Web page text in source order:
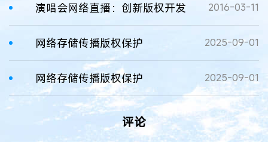
演唱会网络直播：创新版权开发 2016-03-11
网络存储传播版权保护 2025-09-01
网络存储传播版权保护 2025-09-01
评论